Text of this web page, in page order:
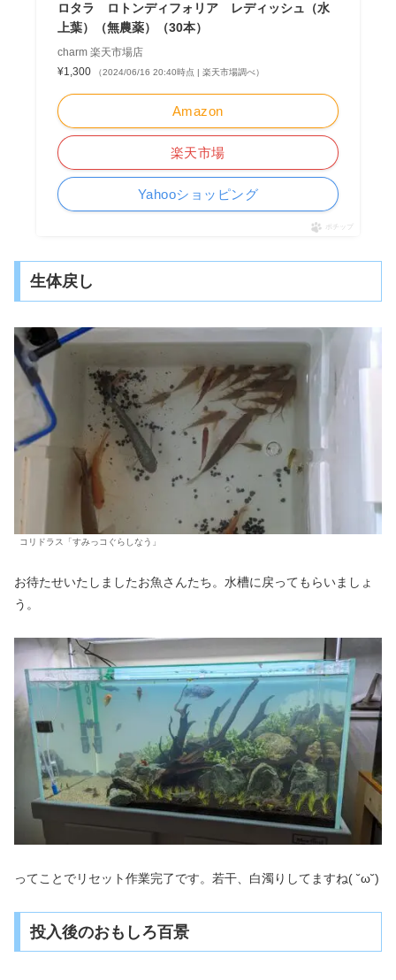
ロタラ ロトンディフォリア レディッシュ（水
上葉）（無農薬）（30本）
charm 楽天市場店
¥1,300
（2024/06/16 20:40時点 | 楽天市場調べ）
Amazon
楽天市場
Yahooショッピング
ポチップ
生体戻し
コリドラス「すみっコぐらしなう」
お待たせいたしましたお魚さんたち。水槽に戻ってもらいましょ
う。
ってことでリセット作業完了です。若干、白濁りしてますね( ˘ω˘)
投入後のおもしろ百景